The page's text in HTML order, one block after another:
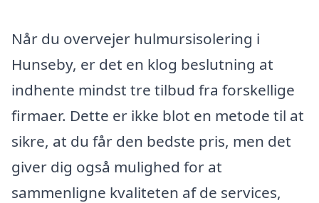
Når du overvejer hulmursisolering i
Hunseby, er det en klog beslutning at
indhente mindst tre tilbud fra forskellige
firmaer. Dette er ikke blot en metode til at
sikre, at du får den bedste pris, men det
giver dig også mulighed for at
sammenligne kvaliteten af de services,